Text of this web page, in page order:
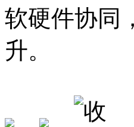
软硬件协同
升。